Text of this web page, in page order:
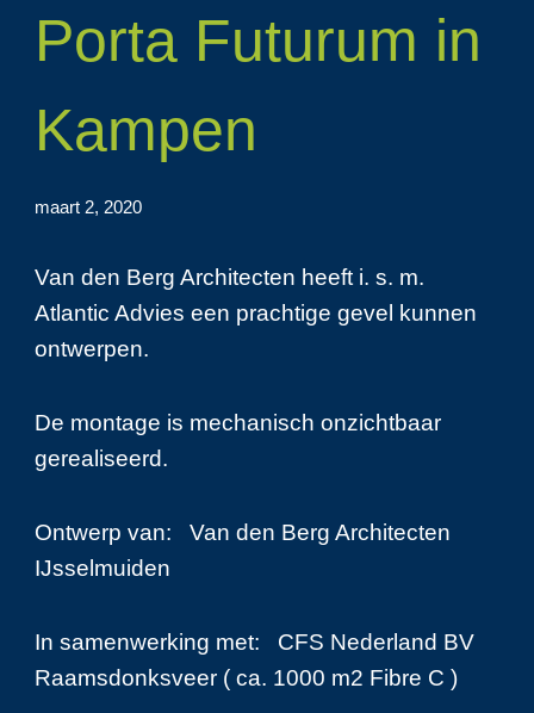
Porta Futurum in
Kampen
maart 2, 2020
Van den Berg Architecten heeft i. s. m.
Atlantic Advies een prachtige gevel kunnen
ontwerpen.
De montage is mechanisch onzichtbaar
gerealiseerd.
Ontwerp van: Van den Berg Architecten
IJsselmuiden
In samenwerking met: CFS Nederland BV
Raamsdonksveer ( ca. 1000 m2 Fibre C )